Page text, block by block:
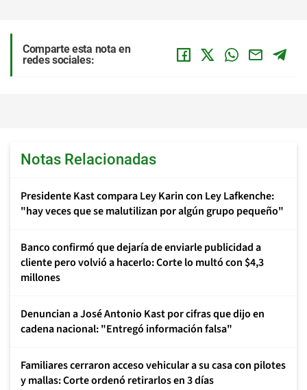
Comparte esta nota en
redes sociales:
Notas Relacionadas
Presidente Kast compara Ley Karin con Ley Lafkenche:
"hay veces que se malutilizan por algún grupo pequeño"
Banco confirmó que dejaría de enviarle publicidad a
cliente pero volvió a hacerlo: Corte lo multó con $4,3
millones
Denuncian a José Antonio Kast por cifras que dijo en
cadena nacional: "Entregó información falsa"
Familiares cerraron acceso vehicular a su casa con pilotes
y mallas: Corte ordenó retirarlos en 3 días